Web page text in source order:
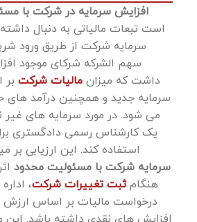
افزایش سرمایه در شرکت با
است تبعات مالیاتی به دنبال
سرمایه شرکت از طریق ورود
سهم ‌الشرکه شرکای موجود
داشت که میزانمالیات شرکت
سرمایه جدید و همچنین درآمد های
می ‌شود. در مورد سرمایه ‌های غیر
یک کارشناس رسمی دادگستری
استفاده کند. این ارزیابی بر
سرمایه شرکت با مسئولیت محدود
هنگامثبت تغییرات شرکت،
درخواست مالیات بر اساس ارزش‌